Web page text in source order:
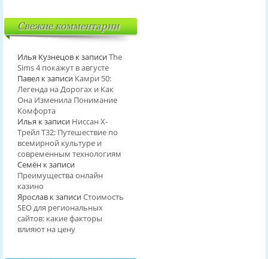
Свежие комментарии
Илья Кузнецовк записиThe
Sims 4 покажут в августе
Павелк записи Камри 50:
Легенда на Дорогах и Как
Она Изменила Понимание
Комфорта
Илья к записи Ниссан Х-
Трейл T32: Путешествие по
всемирной культуре и
современным технологиям
Семёнк записи
Преимущества онлайн
казино
Ярославк записиСтоимость
SEO для региональных
сайтов: какие факторы
влияют на цену